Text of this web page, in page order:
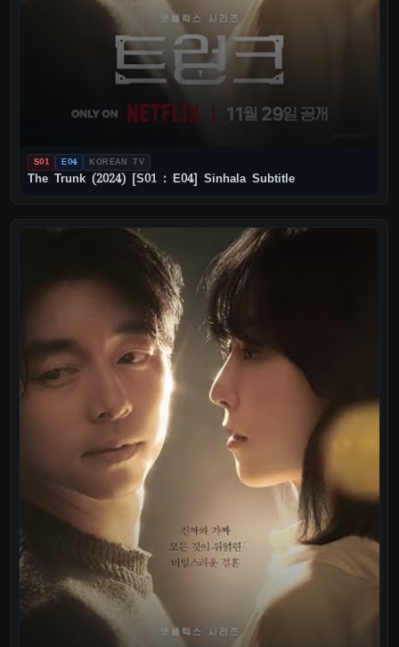
S01 E04 KOREAN TV
The Trunk (2024) [S01 : E04] Sinhala Subtitle